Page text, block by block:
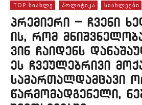
TOP ᲡᲘᲐᲮᲚᲔ ᲞᲝᲚᲘᲢᲘᲙᲐ ᲡᲘᲐᲮᲚᲔᲔᲑᲘ
პრემიერი – ჩვენი
ის, რომ
ვინ ჩაიდენს
ეს ჩვეულებრივი
სამართალდამცავი
წარმომადგენელი,